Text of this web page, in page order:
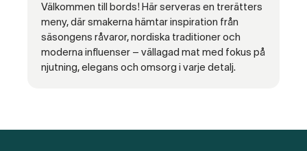
Välkommen till bords! Här serveras en trerätters
meny, där smakerna hämtar inspiration från
säsongens råvaror, nordiska traditioner och
moderna influenser – vällagad mat med fokus på
njutning, elegans och omsorg i varje detalj.